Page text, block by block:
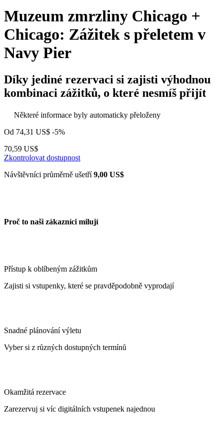
Muzeum zmrzliny Chicago +
Chicago: Zážitek s přeletem v
Navy Pier
Díky jediné rezervaci si zajisti výhodnou
kombinaci zážitků, o které nesmíš přijít
Některé informace byly automaticky přeloženy
Od 74,31 US$ -5%
70,59 US$
Zkontrolovat dostupnost
Návštěvníci průměrně ušetří9,00 US$
Proč to naši zákazníci milují
Přístup k oblíbeným zážitkům
Zajisti si vstupenky, které se pravděpodobně vyprodají
Snadné plánování výletu
Vyber si z různých dostupných termínů
Okamžitá rezervace
Zarezervuj si víc digitálních vstupenek najednou